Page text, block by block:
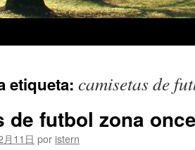
etiqueta: camisetas de
de futbol zona
11日 por istern